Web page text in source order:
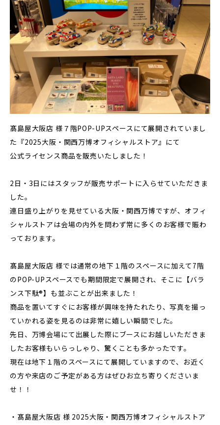
髙島屋大阪店 様７階POP-UPスペースにて展開されていまし
た『2025大阪・関西万博オフィシャルストア』にて
公式ライセンス商品を販売いたしました！
2日・3日にはスタッフが販売サポートに入らせていただきま
した。
連日盛り上がりを見せている大阪・関西万博ですが、オフィ
シャルストアは会場の内外を問わず常に多くのお客様で賑わ
っております。
髙島屋大阪店 様では通常の地下１階のスペースに加えて7階
のPOP-UPスペースでも期間限定で展開され、そこに【バラ
ンス下駄®️】も並ぶことが出来ました！
商品を置いてすぐにお客様が興味を持たれたり、写真を撮っ
ていかれる姿を見るのは非常に嬉しい瞬間でした。
先日、万博会場にて出展した際にブースにお越しいただきま
したお客様もいらっしゃり、驚くことも多かったです。
現在は地下１階のスペースにて展開していますので、お近く
の方や来店のご予定がある方はぜひお立ち寄りくださいま
せ！！
・髙島屋大阪店 様 2025大阪・関西万博オフィシャルストア